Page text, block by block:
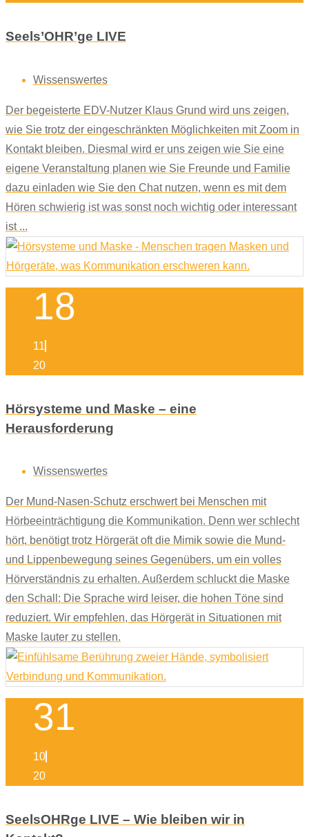
Seels’OHR’ge LIVE
Wissenswertes
Der begeisterte EDV-Nutzer Klaus Grund wird uns zeigen,
wie Sie trotz der eingeschränkten Möglichkeiten mit Zoom in
Kontakt bleiben. Diesmal wird er uns zeigen wie Sie eine
eigene Veranstaltung planen wie Sie Freunde und Familie
dazu einladen wie Sie den Chat nutzen, wenn es mit dem
Hören schwierig ist was sonst noch wichtig oder interessant
ist ...
18
11
20
Hörsysteme und Maske – eine
Herausforderung
Wissenswertes
Der Mund-Nasen-Schutz erschwert bei Menschen mit
Hörbeeinträchtigung die Kommunikation. Denn wer schlecht
hört, benötigt trotz Hörgerät oft die Mimik sowie die Mund-
und Lippenbewegung seines Gegenübers, um ein volles
Hörverständnis zu erhalten. Außerdem schluckt die Maske
den Schall: Die Sprache wird leiser, die hohen Töne sind
reduziert. Wir empfehlen, das Hörgerät in Situationen mit
Maske lauter zu stellen.
31
10
20
SeelsOHRge LIVE – Wie bleiben wir in